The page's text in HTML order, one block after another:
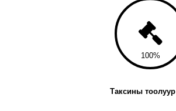
100
Таксины тоолуур